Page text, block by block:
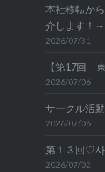
本社移転か
介します！
2026/07/31
【第17回
2026/07/06
サークル活
2026/07/06
第１３回♡
2026/07/02